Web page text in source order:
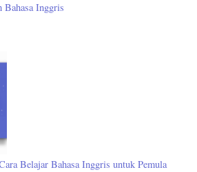
Bahasa Inggris
Belajar Bahasa Inggris untuk Pemula